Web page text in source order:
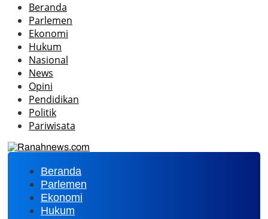
Beranda
Parlemen
Ekonomi
Hukum
Nasional
News
Opini
Pendidikan
Politik
Pariwisata
Beranda
Parlemen
Ekonomi
Hukum